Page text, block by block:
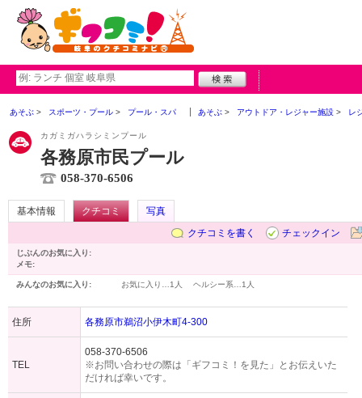
あそぶ スポーツ・プール プール・スパ あそぶ アウトドア・レジャー施設 レ
カガミガハラシミンプール
各務原市民プール
058-370-6506
基本情報 クチコミ
写真
クチコミを書く
チェックイン
じぶんのお気に入り:
メモ:
みんなのお気に入り: お気に入り… 1人 ヘルシー系… 1人
住所 各務原市鵜沼小伊木町4-300
TEL
058-370-6506
※お問い合わせの際は「ギフコミ！を見た」とお伝えいた
だければ幸いです。